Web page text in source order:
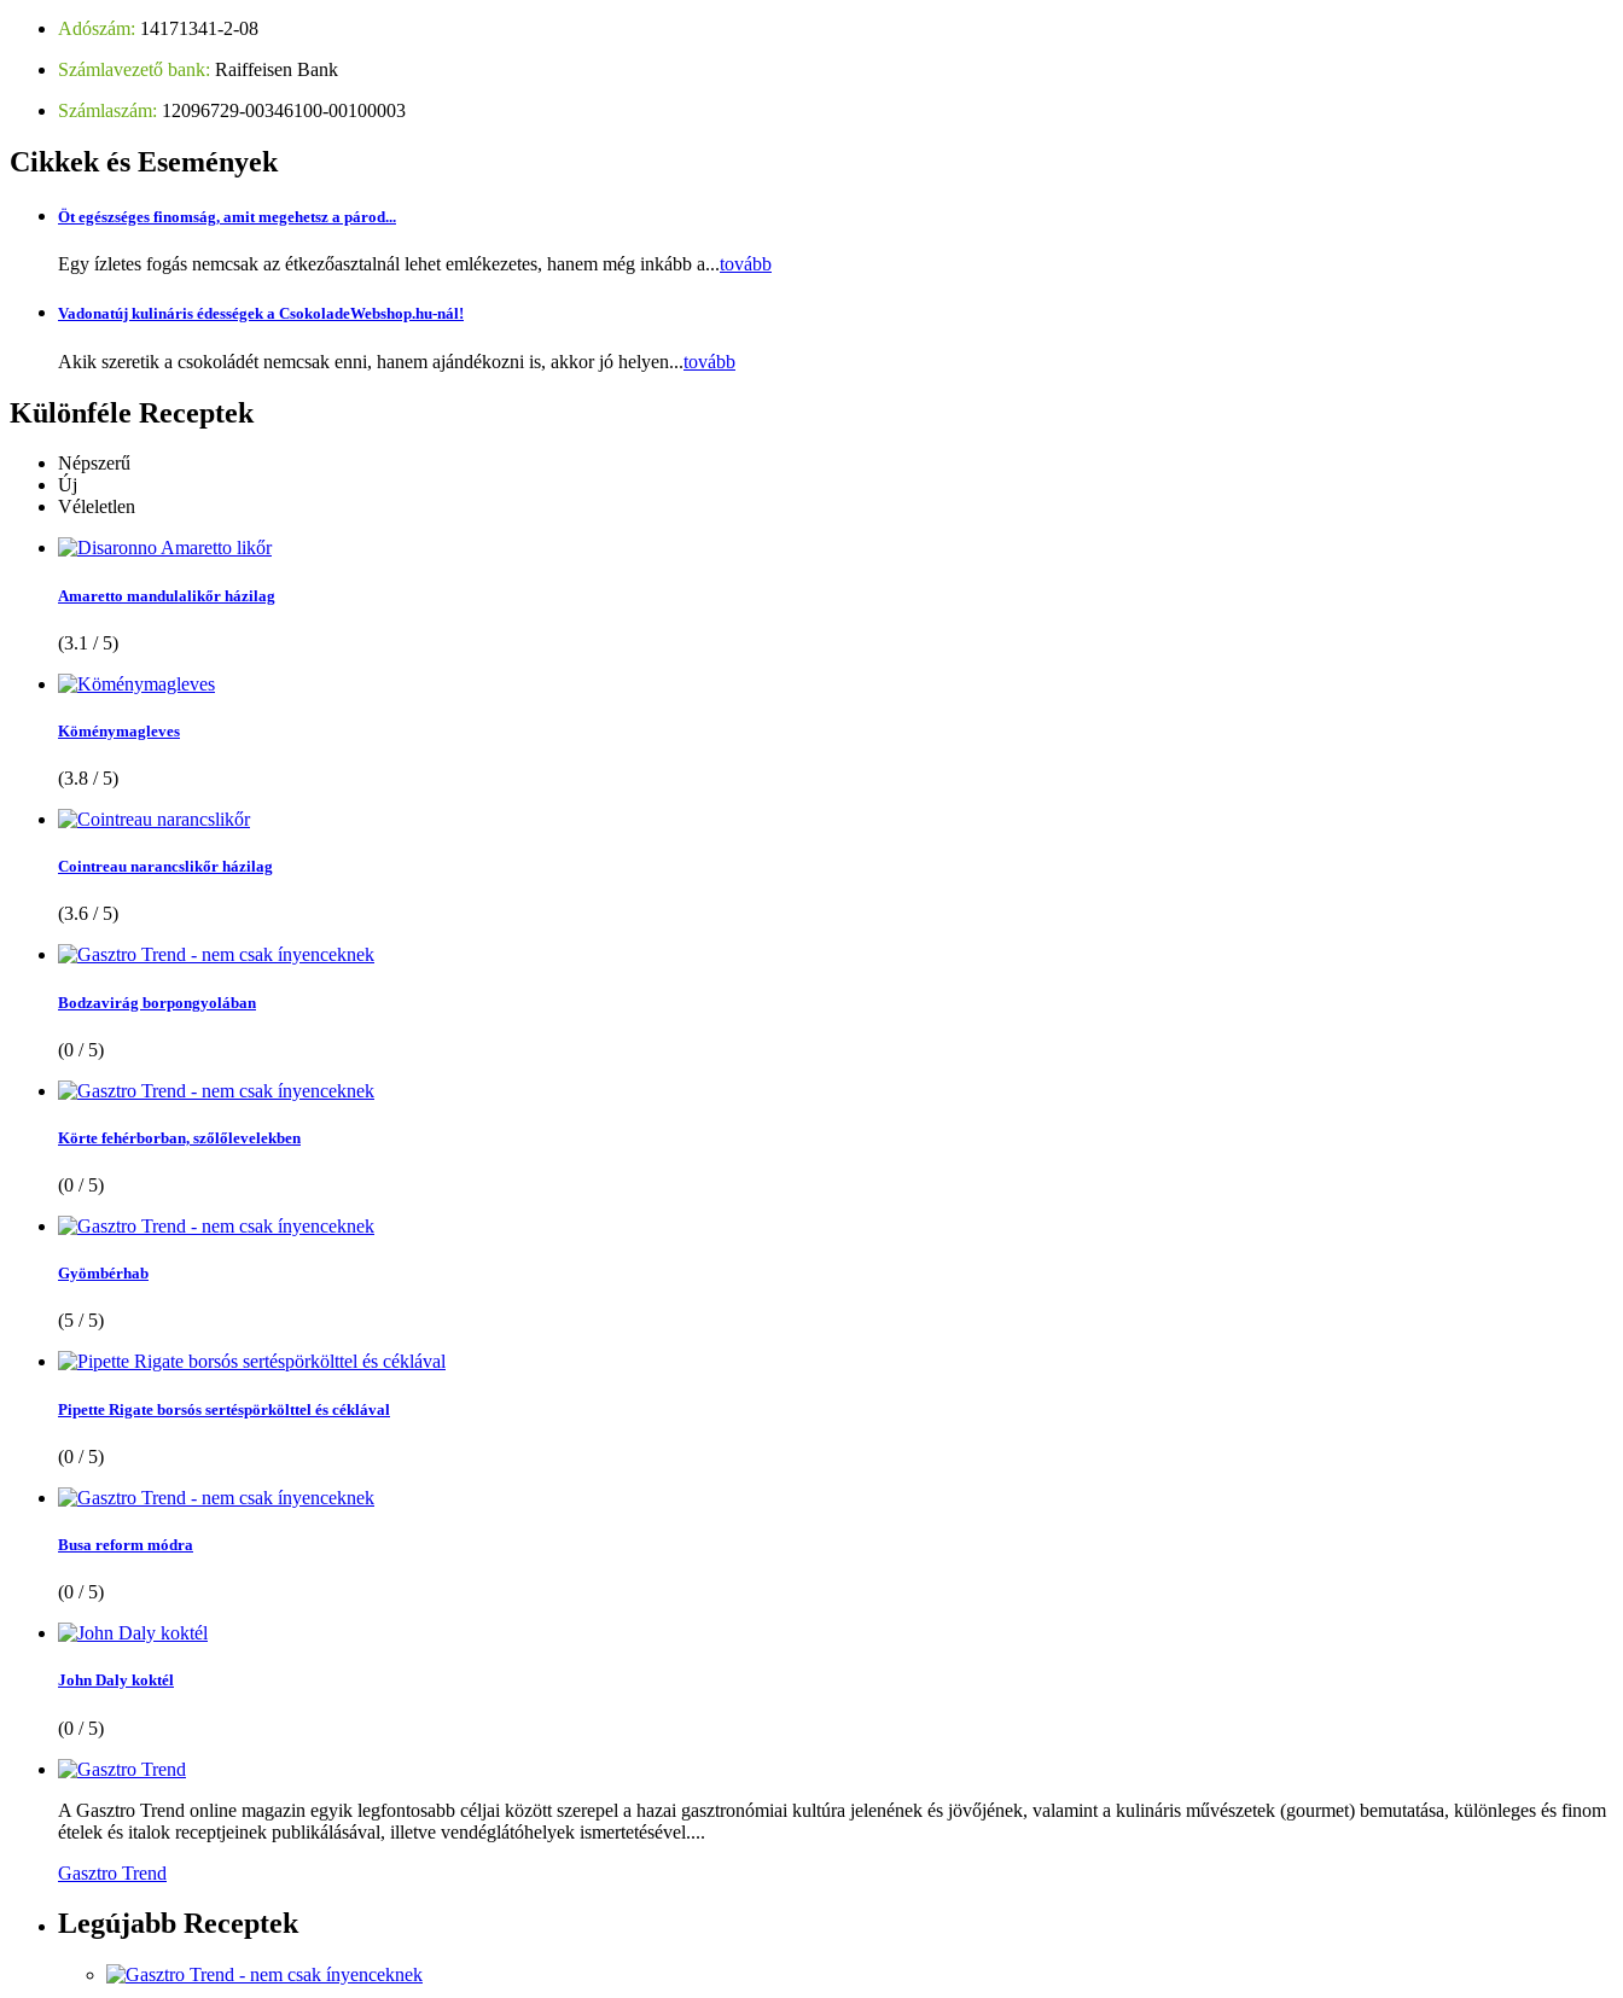
Adószám: 14171341-2-08
Számlavezető bank: Raiffeisen Bank
Számlaszám: 12096729-00346100-00100003
Cikkek és Események
Öt egészséges finomság, amit megehetsz a párod...
Egy ízletes fogás nemcsak az étkezőasztalnál lehet emlékezetes, hanem még inkább a...tovább
Vadonatúj kulináris édességek a CsokoladeWebshop.hu-nál!
Akik szeretik a csokoládét nemcsak enni, hanem ajándékozni is, akkor jó helyen...tovább
Különféle Receptek
Népszerű
Új
Véleletlen
Amaretto mandulalikőr házilag
(3.1 / 5)
Köménymagleves
(3.8 / 5)
Cointreau narancslikőr házilag
(3.6 / 5)
Bodzavirág borpongyolában
(0 / 5)
Körte fehérborban, szőlőlevelekben
(0 / 5)
Gyömbérhab
(5 / 5)
Pipette Rigate borsós sertéspörkölttel és céklával
(0 / 5)
Busa reform módra
(0 / 5)
John Daly koktél
(0 / 5)
A Gasztro Trend online magazin egyik legfontosabb céljai között szerepel a hazai gasztronómiai kultúra jelenének és jövőjének, valamint a kulináris művészetek (gourmet) bemutatása, különleges és finom
ételek és italok receptjeinek publikálásával, illetve vendéglátóhelyek ismertetésével....
Gasztro Trend
Legújabb Receptek